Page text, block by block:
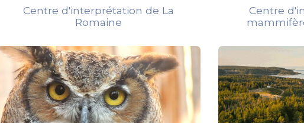
Centre d'interprétation de La
Romaine
Centre